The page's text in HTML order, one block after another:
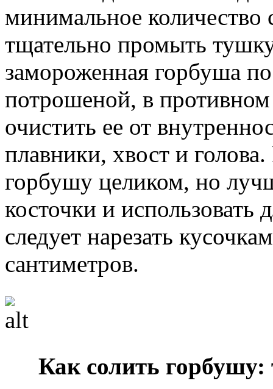
минимальное количество
тщательно промыть
замороженная горбуша
потрошеной, в
очистить ее от
плавники, хвост и
горбушу целиком, но
косточки и использовать
следует нарезать
сантиметров.
Как солить горбушу: